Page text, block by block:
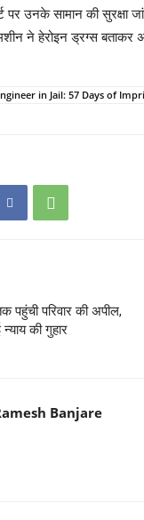
पर उनके सामान की
ने हेरोइन ड्रग्स बताकर
in Jail: 57 Days of
पहुंची परिवार की अपील,
की गुहार
Banjare